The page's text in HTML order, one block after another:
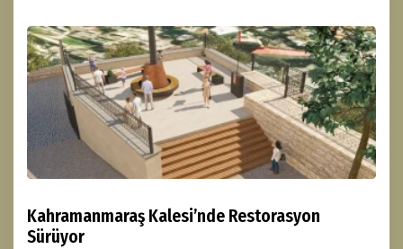
Kahramanmaraş Kalesi’nde Restorasyon
Sürüyor